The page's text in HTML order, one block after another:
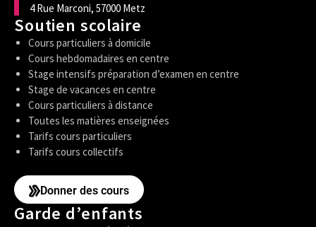
4 Rue Marconi, 57000 Metz
Soutien scolaire
Cours particuliers à domicile
Cours hebdomadaires en centre
Stage intensifs préparation d’examen en centre
Stage de vacances en centre
Cours particuliers à distance
Toutes les matières enseignées
Tarifs cours particuliers
Tarifs cours collectifs
Donner des cours
Garde d’enfants